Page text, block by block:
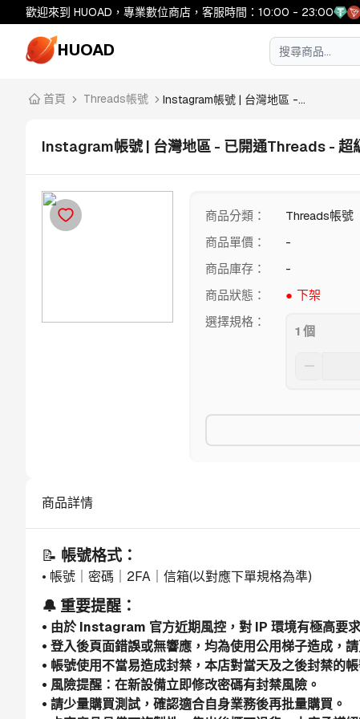
歡迎來到 HUOAD，專業數位商店，客服時間：10:00 - 23:00
HUOAD
首頁 Threads帳號 Instagram帳號 | 台灣地區 -...
Instagram帳號 | 台灣地區 - 已開通Threads -
商品分類 ：
Threads帳號
商品單價 ：
-
商品庫存 ：
-
商品狀態 ：
下架
選擇規格 ：
1 個
商品詳情
📝 帳號格式：
• 帳號｜密碼｜2FA｜信箱(以對應下單規格為準)
🔔 重要提醒：
• 由於 Instagram 官方近期風控，對 IP 環境有極高要
• 登入後頁面錯誤或無響應，均為使用公用梯子造成，
• 帳號使用不當易造成封禁，本店對當天及之後封禁的
• 風險提醒：在新設備立即修改密碼有封禁風險。
• 請少量購買測試，確認適合自身業務後再批量購買。